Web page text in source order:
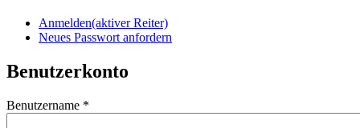
Anmelden(aktiver Reiter)
Neues Passwort anfordern
Benutzerkonto
Benutzername *